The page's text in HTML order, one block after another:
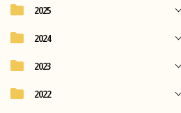
2025
2024
2023
2022